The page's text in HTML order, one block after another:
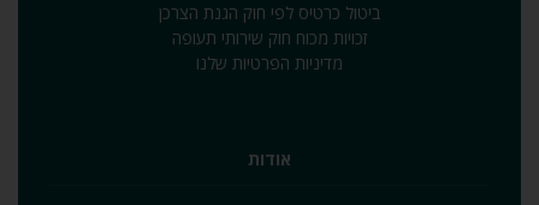
ביטול כרטיס לפי חוק הגנת הצרכן
זכויות מכוח חוק שירותי תעופה
מדיניות הפרטיות שלנו
אודות